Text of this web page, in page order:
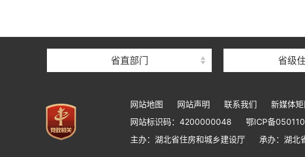
省直部门 省级
网站地图 网站声明 联系我们
新媒体
网站标识码：4200000048
鄂ICP备
主办：湖北省住房和城乡建设厅
承办：湖北